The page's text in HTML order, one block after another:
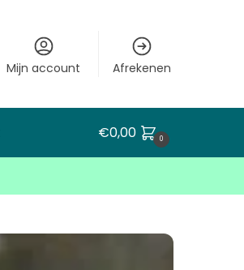
Mijn account Afrekenen
€0,00 0